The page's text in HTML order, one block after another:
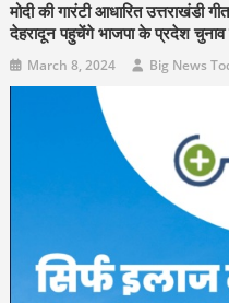
मोदी की गारंटी आधारित उत्तराखंडी
देहरादून पहुचेंगे भाजपा के प्रदेश चुनाव
March 8, 2024 Big News